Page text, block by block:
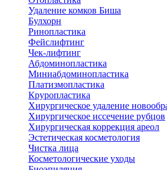
Удаление комков Биша
Булхорн
Ринопластика
Фейслифтинг
Чек-лифтинг
Абдоминопластика
Миниабдоминопластика
Платизмопластика
Круропластика
Хирургическое удаление
Хирургическое иссечение рубцов
Хирургическая коррекция ареол
Эстетическая косметология
Чистка лица
Косметологические уходы